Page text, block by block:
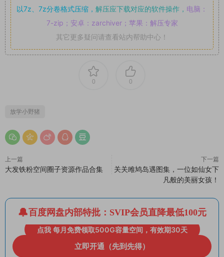
以7z、7z分卷格式压缩， 解压应下载对应的软件操作， 电脑：
7-zip；安卓：zarchiver；苹果：解压专家
其它更多疑问请查看站内帮助中心！
0 0
放学小野猪
上一篇
大发铁粉空间圈子资源作品合集
下一篇
关关雎鸠岛遇图集，一位如仙女下
凡般的美丽女孩！
百度网盘内部特批：SVIP会员直降最低100元
点我 每月免费领取500G容量空间，有效期30天
立即开通（先到先得）